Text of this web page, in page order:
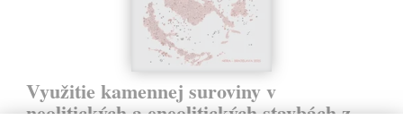
Využitie kamennej suroviny v
neolitických a eneolitických stavbách z